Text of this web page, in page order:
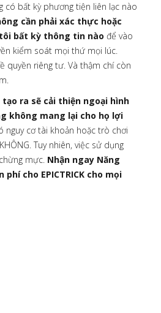
có bất kỳ phương tiện liên lạc nào
cần phải xác thực hoặc
bất kỳ thông tin nào để vào
kiểm soát mọi thứ mọi lúc.
quyền riêng tư. Và thậm chí còn
ra sẽ cải thiện ngoại hình
không mang lại cho họ lợi
nguy cơ tài khoản hoặc trò chơi
Tuy nhiên, việc sử dụng
mực. Nhận ngay Năng
cho EPICTRICK cho mọi